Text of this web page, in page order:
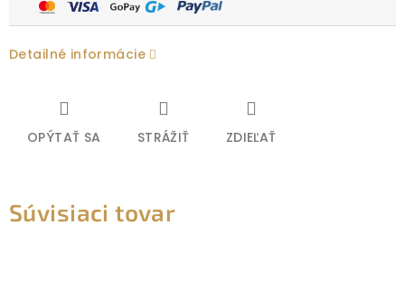
Detailné informácie
OPÝTAŤ SA STRÁŽIŤ ZDIEĽAŤ
Súvisiaci tovar